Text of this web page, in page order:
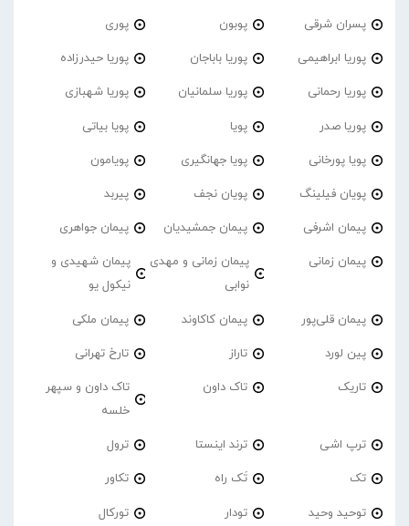
پسران شرقی پوبون پوری
پوریا ابراهیمی پوریا باباجان پوریا حیدرزاده
پوریا رحمانی پوریا سلمانیان پوریا شهبازی
پوریا صدر پویا پویا بیاتی
پویا پورخانی پویا جهانگیری پویامون
پویان فیلینگ پویان نجف پیربد
پیمان اشرفی پیمان جمشیدیان پیمان جواهری
پیمان زمانی
پیمان زمانی و مهدی
نوابی
پیمان شهیدی و
نیکول یو
پیمان قلی‌پور پیمان کاکاوند پیمان ملکی
پین لورد تاراز تارخ تهرانی
تاریک تاک داون
تاک داون و سپهر
خلسه
ترپ اشی ترند اینستا ترول
تک تَک راه تکاور
توحید وحید تودار تورکال